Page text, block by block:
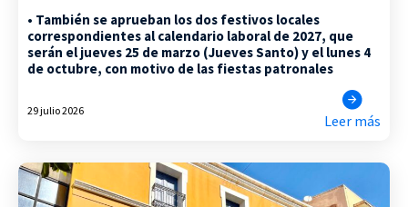
• También se aprueban los dos festivos locales
correspondientes al calendario laboral de 2027, que
serán el jueves 25 de marzo (Jueves Santo) y el lunes 4
de octubre, con motivo de las fiestas patronales
29 julio 2026
Leer más